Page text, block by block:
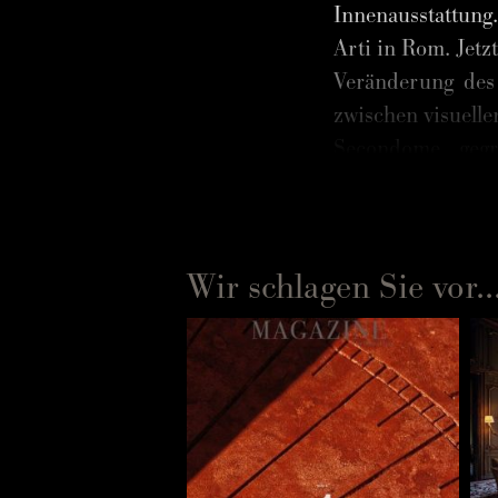
Arti in Rom.
Veränderung
zwischen
miteinander
Sports zu
Wie sind
Beatrice Bertini:
d‘Italia di
die Kunst ein
Wir schlagen Sie